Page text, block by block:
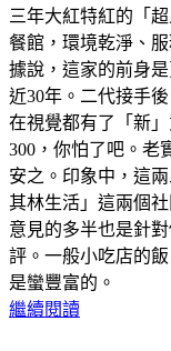
三年大紅特紅的「
餐館，環境乾淨、
據說，這家的前身
近30年。二代接手
在視覺都有了「新
300，你怕了吧。老
安之。印象中，這
其林生活」這兩個
意見的多半也是針
評。一般小吃店的
是蠻豐富的。
繼續閱讀